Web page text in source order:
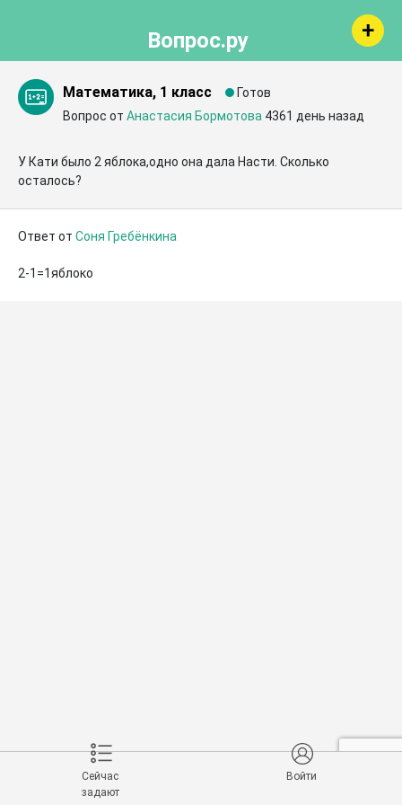
Вопрос.ру
Математика, 1 класс
Готов
Вопрос от Анастасия Бормотова 4361 день назад
У Кати было 2 яблока,одно она дала Насти. Сколько
осталось?
Ответ от Соня Гребёнкина
2-1=1яблоко
Сейчас
задают
Войти